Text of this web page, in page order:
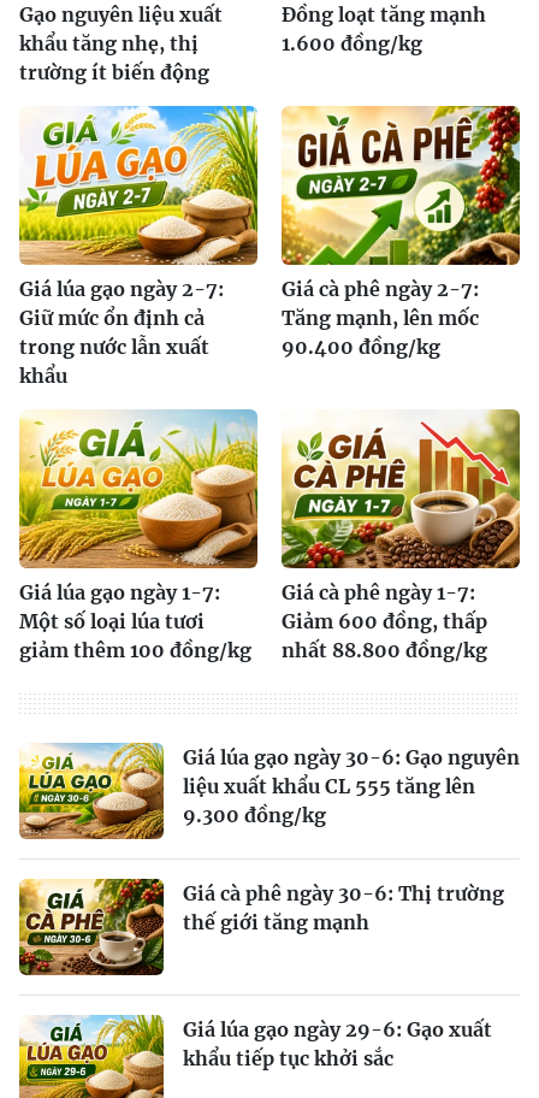
Gạo nguyên liệu xuất
khẩu tăng nhẹ, thị
trường ít biến động
Đồng loạt tăng mạnh
1.600 đồng/kg
Giá lúa gạo ngày 2-7:
Giữ mức ổn định cả
trong nước lẫn xuất
khẩu
Giá cà phê ngày 2-7:
Tăng mạnh, lên mốc
90.400 đồng/kg
Giá lúa gạo ngày 1-7:
Một số loại lúa tươi
giảm thêm 100 đồng/kg
Giá cà phê ngày 1-7:
Giảm 600 đồng, thấp
nhất 88.800 đồng/kg
Giá lúa gạo ngày 30-6: Gạo nguyên
liệu xuất khẩu CL 555 tăng lên
9.300 đồng/kg
Giá cà phê ngày 30-6: Thị trường
thế giới tăng mạnh
Giá lúa gạo ngày 29-6: Gạo xuất
khẩu tiếp tục khởi sắc